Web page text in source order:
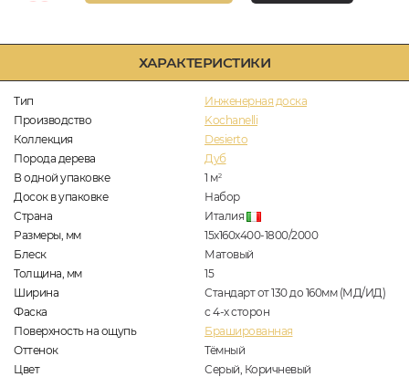
ХАРАКТЕРИСТИКИ
Тип
Инженерная доска
Производство
Kochanelli
Коллекция
Desierto
Порода дерева
Дуб
В одной упаковке
1 м2
Досок в упаковке
Набор
Страна
Италия
Размеры, мм
15х160х400-1800/2000
Блеск
Матовый
Толщина, мм
15
Ширина
Стандарт от 130 до 160мм (МД/ИД)
Фаска
с 4-х сторон
Поверхность на ощупь
Брашированная
Оттенок
Тёмный
Цвет
Серый, Коричневый